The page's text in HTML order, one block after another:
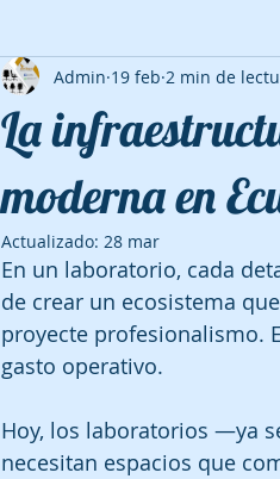
La
moderna en
Admin 19 feb 2 min de
Actualizado: 28 mar
En un laboratorio, cada
de crear un ecosistema
proyecte profesionalismo.
gasto operativo.
Hoy, los laboratorios —ya
necesitan espacios que